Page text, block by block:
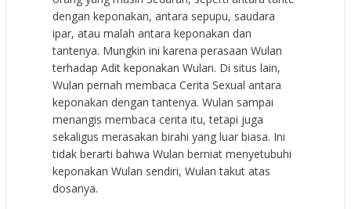
dengan keponakan, antara sepupu, saudara
ipar, atau malah antara keponakan dan
tantenya. Mungkin ini karena perasaan Wulan
terhadap Adit keponakan Wulan. Di situs lain,
Wulan pernah membaca Cerita Sexual antara
keponakan dengan tantenya. Wulan sampai
menangis membaca cerita itu, tetapi juga
sekaligus merasakan birahi yang luar biasa. Ini
tidak berarti bahwa Wulan berniat menyetubuhi
keponakan Wulan sendiri, Wulan takut atas
dosanya.